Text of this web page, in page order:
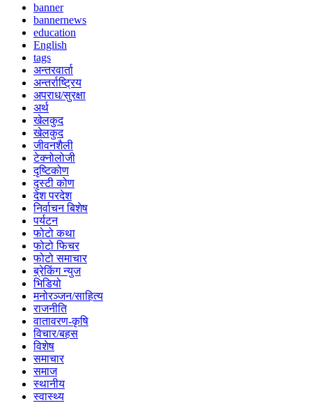
banner
bannernews
education
English
tags
अन्तरवार्ता
अन्तर्राष्ट्रिय
अपराध/सुरक्षा
अर्थ
खेलकुद
खेलकुद
जीवनशैली
टेक्नोलोजी
दृष्टिकोण
दृस्टी कोण
देश परदेश
निर्वाचन बिशेष
पर्यटन
फोटो कथा
फोटो फिचर
फोटो समाचार
ब्रेकिंग न्युज
भिडियो
मनोरञ्जन/साहित्य
राजनीति
वातावरण-कृषि
विचार/बहस
विशेष
समाचार
समाज
स्थानीय
स्वास्थ्य